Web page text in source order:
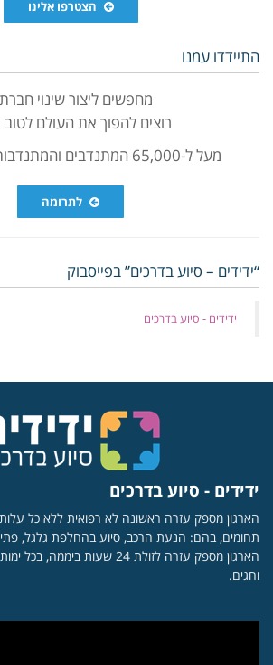
הצטרפו אלינו
התיידדו עמנו
מחפשים ליצור שינוי
רוצים להפוך את העולם לטוב
מעל ל-65,000 המתנדבים והמתנדבות מחכים לכם!
לתרומה
“ידידים – סיוע בדרכים” בפייסבוק
‏ידידים - סיוע בדרכים
ידידים - סיוע בדרכים
הארגון מספק עזרה ראשונה לא רפואית ללא כל
תחומים, בהם: הנעת הרכב, סיוע בהחלפת גלגל,
הארגון מספק עזרה לזולת 24 שעות
וחגים.